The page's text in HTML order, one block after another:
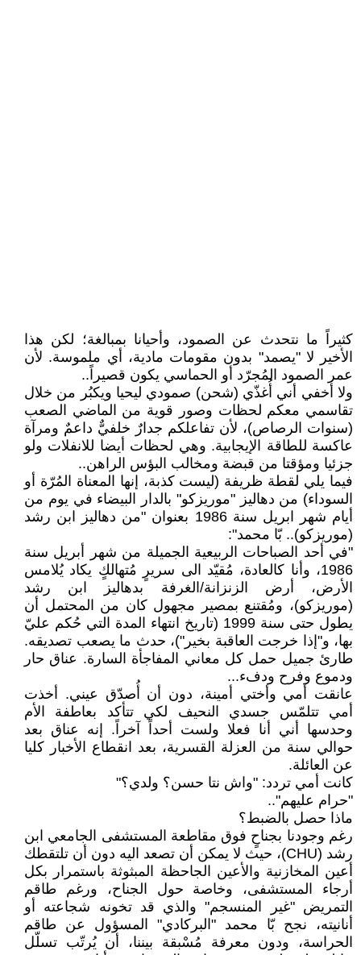
كثيراً ما نتحدث عن الصمود، وأحيانا بمبالغة؛ لكن هذا
الأخير لا "يصمد" بدون مقومات مادية، أي ملموسة. لأن
عمر الصمود المُجرّد أو الحماسي يكون قصيراً..
ولا أخفي أني أُغذّي (شحن) صمودي ليحيا ويكبُر من خلال
تقاسمي معكم لحظات وصور قوية من الماضي الصعب
(سنوات الرصاص)، لأن تفاعلكم جدارٌ خلفيٌّ داعمٌ ومرآة
عاكسة للطاقة الإيجابية. وهي لحظات أيضا للانفلات ولو
جزئيا ومؤقتا من قبضة ومخالب البؤس الراهن..
فيما يلي لقطة ظريفة (ليست كذبة، إنها المعناة المُرّة أو
السوداء) من دهاليز "موريزكو" بالدار البيضاء في يوم من
أيام شهر ابريل سنة 1986 بعنوان "من دهاليز ابن رشد
(موريزكو).. بّا محمد":
"في أحد الصباحات الربيعية الجميلة من شهر أبريل سنة
1986، وأنا كالعادة، مُقيّد الى سريرٍ مُتهالكٍ يكاد يُلامس
الأرض، أرض الزنزانة/الغرفة بدهاليز ابن رشد
(موريزكو)، ومُقتنع بمصير مجهول كان من المحتمل أن
يطول حتى سنة 1999 (تاريخ انتهاء المدة التي حُكم عليّ
بها، و"إذا خرجت العاقبة بخير")، حدث ما يصعب تصديقه.
طارئ جميل حمل كل معاني المفاجأة السارة. عناق حار
ودموع وفرح ودفء...
عانقت أمي وأختي أمينة، دون أن أُصدّق عيني. أخذت
أمي تتلمّس جسدي النحيف لكي تتأكد بعاطفة الأم
وحدسها أني أنا فعلا ولست أحداً آخراً. إنه عناق بعد
حوالي سنة من العزلة القسرية، بعد انقطاع الأخبار كليا
عن العائلة.
كانت أمي تردد: "واش نتا حسن؟ ولدي؟"
"حرام عليهم"..
ماذا حصل بالضبط؟
رغم وجودنا بجناحٍ فوق مقاطعة المستشفى الجامعي ابن
رشد (CHU)، حيث لا يمكن أن تصعد اليه دون أن تلتقطك
أعين المخازنية والأعين الجاحظة المبثوثة باستمرار بكل
أرجاء المستشفى، وخاصة حول الجناح، ورغم طاقم
التمريض "غير المنسجم" والذي قد تخونه شجاعته أو
أنانيته، نجح بّا محمد "البركادي" المسؤول عن طاقم
الحراسة، ودون معرفة مُسْبقة بيننا، أن يُرتّب تسلّل